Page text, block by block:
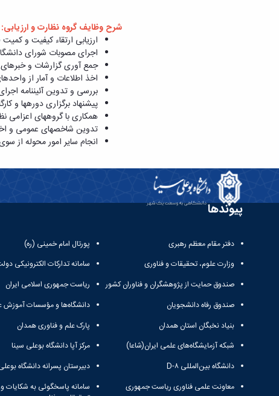
شرح وظایف گروه نظارت و ارزیابی:
ارزیابی ارتقاء کیفیت و
اجرای مصوبات شورای
جمع ­آوری گزارشات و
اخذ اطلاعات و آمار از
بررسی و تدوین آئین­نامه
پیشنهاد برگزاری دوره­ها و
همکاری با گروه­های اعزامی
تدوین شاخص­های عمومی و
انجام سایر امور محوله از
پیوندها
دفتر مقام معظم رهبری
وزارت علوم، تحقیقات و فناوری
صندوق حمایت از پژوهشگران و فناوران کشور
صندوق رفاه دانشجویان
بنیاد نخبگان استان همدان
شبکه آزمایشگاه‌های علمی ایران(شاعا)
دانشگاه بین‌المللی D-۸
معاونت علمی فناوری ریاست جمهوری
پورتال امام خمینی (ره)
سامانه تدارکات الکترونیکی
ریاست جمهوری اسلامی ایران
دانشگاه‌ها و مؤسسات آموزش
پارک علم و فناوری همدان
مرکز آپا دانشگاه بوعلی سینا
دبیرستان پسرانه دانشگاه
سامانه پاسخگوئی به شکایات